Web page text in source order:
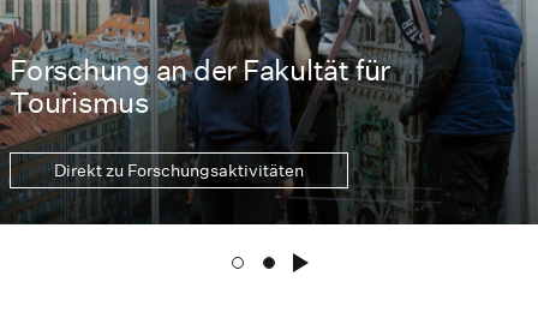
Forschung an der Fakultät für
Tourismus
Direkt zu Forschungsaktivitäten